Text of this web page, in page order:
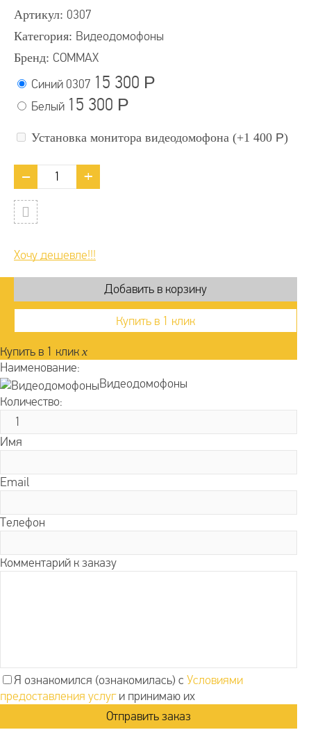
Артикул: 0307
Категория: Видеодомофоны
Бренд: COMMAX
Синий 0307 15 300 Р
Белый 15 300 Р
Установка монитора видеодомофона (+1 400 Р)
Хочу дешевле!!!
Купить в 1 клик
Купить в 1 клик x
Наименование:
Видеодомофоны
Количество:
Имя
Email
Телефон
Комментарий к заказу
Я ознакомился (ознакомилась) с Условиями
предоставления услуги принимаю их